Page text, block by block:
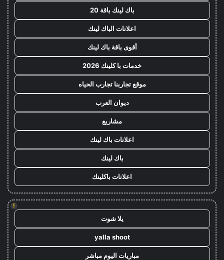
باك لينك باقة 20
اعلانات الباك لينك
أقوى باقة باك لينك
خدمات با كلينك 2026
موقع تجاربنا تجارب الحياه
ديوان العرب
مشاريع
اعلانات باك لينك
باك لينك
اعلانات باكلينك
!
يلا شوت
yalla shoot
مباريات اليوم مباشر